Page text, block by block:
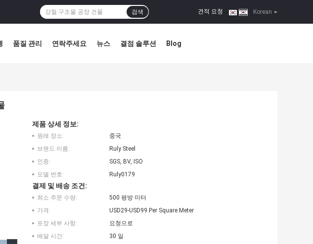
Korean
견적 요청 |
검색
품질 관리 연락주세요 뉴스 결점 솔루션 Blog
제품 상세 정보:
원래 장소:
중국
브랜드 이름:
Ruly Steel
인증:
SGS, BV, ISO
모델 번호:
Ruly0179
결제 및 배송 조건:
최소 주문 수량:
500 평방 미터
가격:
USD29-USD99 Per Square Meter
포장 세부 사항:
요청으로
배달 시간:
30 일